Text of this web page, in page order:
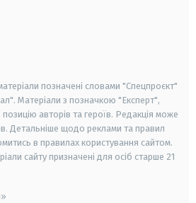
позначені словами "Спецпроєкт"
Матеріали з позначкою "Експерт",
авторів та героїв. Редакція може
Детальніше щодо реклами та правил
в правилах користування сайтом.
сайту призначені для осіб старше 21